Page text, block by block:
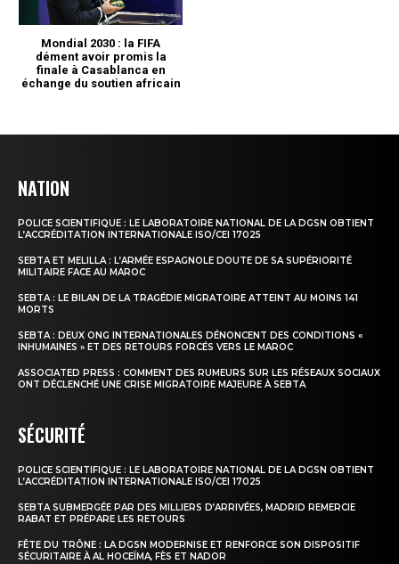
NATION
POLICE SCIENTIFIQUE : LE LABORATOIRE NATIONAL DE LA DGSN OBTIENT
L’ACCRÉDITATION INTERNATIONALE ISO/CEI 17025
SEBTA ET MELILLA : L’ARMÉE ESPAGNOLE DOUTE DE SA SUPÉRIORITÉ
MILITAIRE FACE AU MAROC
SEBTA : LE BILAN DE LA TRAGÉDIE MIGRATOIRE ATTEINT AU MOINS 141
MORTS
SEBTA : DEUX ONG INTERNATIONALES DÉNONCENT DES CONDITIONS «
INHUMAINES » ET DES RETOURS FORCÉS VERS LE MAROC
ASSOCIATED PRESS : COMMENT DES RUMEURS SUR LES RÉSEAUX SOCIAUX
ONT DÉCLENCHÉ UNE CRISE MIGRATOIRE MAJEURE À SEBTA
SÉCURITÉ
POLICE SCIENTIFIQUE : LE LABORATOIRE NATIONAL DE LA DGSN OBTIENT
L’ACCRÉDITATION INTERNATIONALE ISO/CEI 17025
SEBTA SUBMERGÉE PAR DES MILLIERS D’ARRIVÉES, MADRID REMERCIE
RABAT ET PRÉPARE LES RETOURS
FÊTE DU TRÔNE : LA DGSN MODERNISE ET RENFORCE SON DISPOSITIF
SÉCURITAIRE À AL HOCEÏMA, FÈS ET NADOR